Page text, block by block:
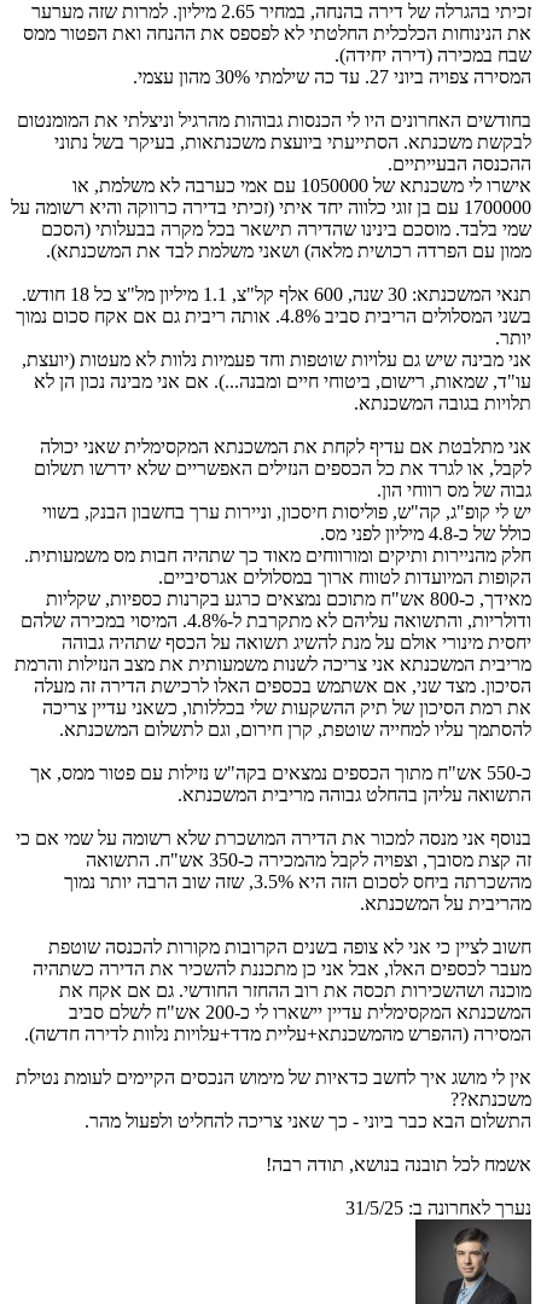
זכיתי בהגרלה של דירה בהנחה, במחיר 2.65 מיליון. למרות שזה מערער
את הנינוחות הכלכלית החלטתי לא לפספס את ההנחה ואת הפטור ממס
שבח במכירה (דירה יחידה).
המסירה צפויה ביוני 27. עד כה שילמתי 30% מהון עצמי.
בחודשים האחרונים היו לי הכנסות גבוהות מהרגיל וניצלתי את המומנטום
לבקשת משכנתא. הסתייעתי ביועצת משכנתאות, בעיקר בשל נתוני
ההכנסה הבעייתיים.
אישרו לי משכנתא של 1050000 עם אמי כערבה לא משלמת, או
1700000 עם בן זוגי כלווה יחד איתי (זכיתי בדירה כרווקה והיא רשומה על
שמי בלבד. מוסכם בינינו שהדירה תישאר בכל מקרה בבעלותי (הסכם
ממון עם הפרדה רכושית מלאה) ושאני משלמת לבד את המשכנתא).
תנאי המשכנתא: 30 שנה, 600 אלף קל"צ, 1.1 מיליון מל"צ כל 18 חודש.
בשני המסלולים הריבית סביב 4.8%. אותה ריבית גם אם אקח סכום נמוך
יותר.
אני מבינה שיש גם עלויות שוטפות וחד פעמיות נלוות לא מעטות (יועצת,
עו"ד, שמאות, רישום, ביטוחי חיים ומבנה...). אם אני מבינה נכון הן לא
תלויות בגובה המשכנתא.
אני מתלבטת אם עדיף לקחת את המשכנתא המקסימלית שאני יכולה
לקבל, או לגרד את כל הכספים הנזילים האפשריים שלא ידרשו תשלום
גבוה של מס רווחי הון.
יש לי קופ"ג, קה"ש, פוליסות חיסכון, וניירות ערך בחשבון הבנק, בשווי
כולל של כ-4.8 מיליון לפני מס.
חלק מהניירות ותיקים ומורווחים מאוד כך שתהיה חבות מס משמעותית.
הקופות המיועדות לטווח ארוך במסלולים אגרסיביים.
מאידך, כ-800 אש"ח מתוכם נמצאים כרגע בקרנות כספיות, שקליות
ודולריות, והתשואה עליהם לא מתקרבת ל-4.8%. המיסוי במכירה שלהם
יחסית מינורי אולם על מנת להשיג תשואה על הכסף שתהיה גבוהה
מריבית המשכנתא אני צריכה לשנות משמעותית את מצב הנזילות והרמת
הסיכון. מצד שני, אם אשתמש בכספים האלו לרכישת הדירה זה מעלה
את רמת הסיכון של תיק ההשקעות שלי בכללותו, כשאני עדיין צריכה
להסתמך עליו למחייה שוטפת, קרן חירום, וגם לתשלום המשכנתא.
כ-550 אש"ח מתוך הכספים נמצאים בקה"ש נזילות עם פטור ממס, אך
התשואה עליהן בהחלט גבוהה מריבית המשכנתא.
בנוסף אני מנסה למכור את הדירה המושכרת שלא רשומה על שמי אם כי
זה קצת מסובך, וצפויה לקבל מהמכירה כ-350 אש"ח. התשואה
מהשכרתה ביחס לסכום הזה היא 3.5%, שזה שוב הרבה יותר נמוך
מהריבית על המשכנתא.
חשוב לציין כי אני לא צופה בשנים הקרובות מקורות להכנסה שוטפת
מעבר לכספים האלו, אבל אני כן מתכננת להשכיר את הדירה כשתהיה
מוכנה ושהשכירות תכסה את רוב ההחזר החודשי. גם אם אקח את
המשכנתא המקסימלית עדיין יישארו לי כ-200 אש"ח לשלם סביב
המסירה (ההפרש מהמשכנתא+עליית מדד+עלויות נלוות לדירה חדשה).
אין לי מושג איך לחשב כדאיות של מימוש הנכסים הקיימים לעומת נטילת
משכנתא??
התשלום הבא כבר ביוני - כך שאני צריכה להחליט ולפעול מהר.
אשמח לכל תובנה בנושא, תודה רבה!
נערך לאחרונה ב: 31/5/25